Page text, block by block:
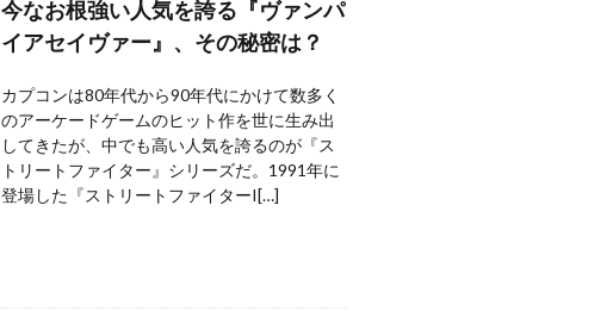
今なお根強い人気を誇る『ヴァンパ
イアセイヴァー』、その秘密は？
カプコンは80年代から90年代にかけて数多く
のアーケードゲームのヒット作を世に生み出
してきたが、中でも高い人気を誇るのが『ス
トリートファイター』シリーズだ。1991年に
登場した『ストリートファイターI[…]